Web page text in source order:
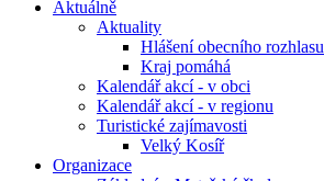
Aktuálně
Aktuality
Hlášení obecního rozhlasu
Kraj pomáhá
Kalendář akcí - v obci
Kalendář akcí - v regionu
Turistické zajímavosti
Velký Kosíř
Organizace